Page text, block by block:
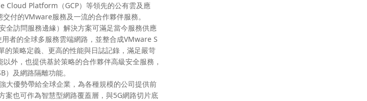
Cloud Platform（GCP）等領先的公有雲及應
付的VMware服務及一流的合作夥伴服務。
全訪問服務邊緣）解決方案可滿足當今服務供應
者的全球多服務雲端網路，並整合成VMware S
的策略定義、更高的性能與日誌記錄，滿足嚴苛
外，也提供基於策略的合作夥伴高級安全服務，
及網路隔離功能。
大優勢帶給全球企業，為各種規模的公司提供前
案也可作為智慧型網路覆蓋層，與5G網路切片底